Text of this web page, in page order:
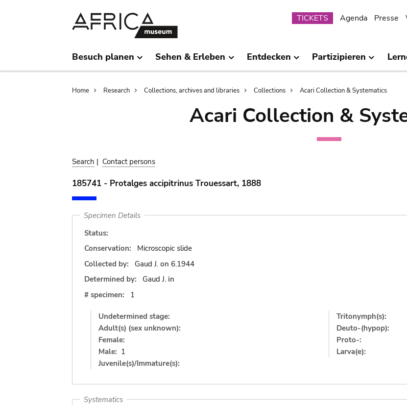
Submenu
TICKETS Agenda Presse
Besuch planen Sehen & Erleben Entdecken Partizipieren
Breadcrumb
Home Research Collections, archives and libraries Collections Acari Collection & Systematics
Acari Collection &
Search | Contact persons
185741 - Protalges accipitrinus Trouessart, 1888
Specimen Details
Status:
Conservation:
Microscopic slide
Collected by:
Gaud J. on 6.1944
Determined by:
Gaud J. in
# specimen:
1
Undetermined stage:
Adult(s) (sex unknown):
Female:
Male: 1
Juvenile(s)/Immature(s):
Tritonymph(s):
Deuto-(hypop):
Proto-:
Larva(e):
Systematics